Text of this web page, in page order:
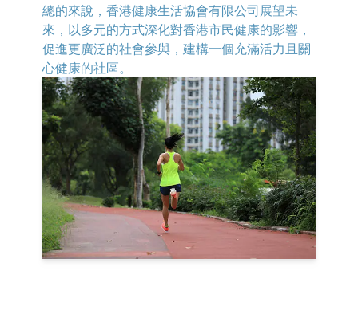
總的來說，香港健康生活協會有限公司展望未
來，以多元的方式深化對香港市民健康的影響，
促進更廣泛的社會參與，建構一個充滿活力且關
心健康的社區。